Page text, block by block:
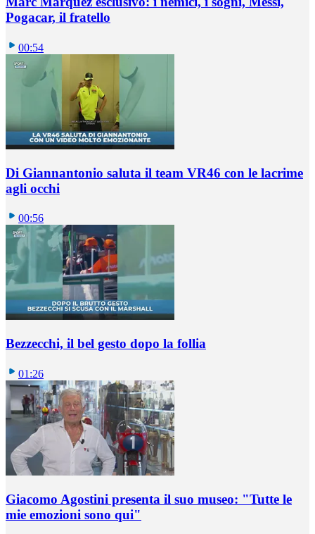
Pogacar, il fratello
00:54
Di Giannantonio saluta il team VR46 con le lacrime
agli occhi
00:56
Bezzecchi, il bel gesto dopo la follia
01:26
Giacomo Agostini presenta il suo museo: "Tutte le
mie emozioni sono qui"